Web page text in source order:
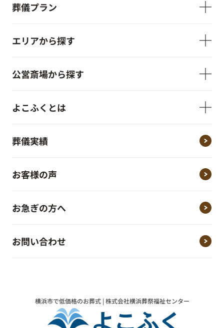
葬儀プラン
エリアから探す
公営斎場から探す
よこふくとは
葬儀実績
お客様の声
お急ぎの方へ
お問い合わせ
横浜市で低価格のお葬式 | 株式会社横浜葬祭福祉センター